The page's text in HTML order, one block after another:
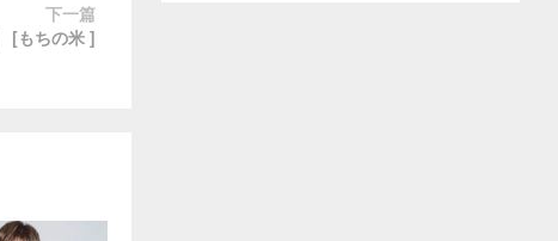
下一篇
[もちの米 ]